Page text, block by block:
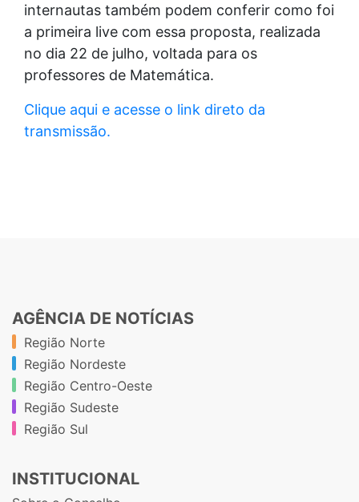
internautas também podem conferir como foi
a primeira live com essa proposta, realizada
no dia 22 de julho, voltada para os
professores de Matemática.
Clique aqui e acesse o link direto da
transmissão.
AGÊNCIA DE NOTÍCIAS
Região Norte
Região Nordeste
Região Centro-Oeste
Região Sudeste
Região Sul
INSTITUCIONAL